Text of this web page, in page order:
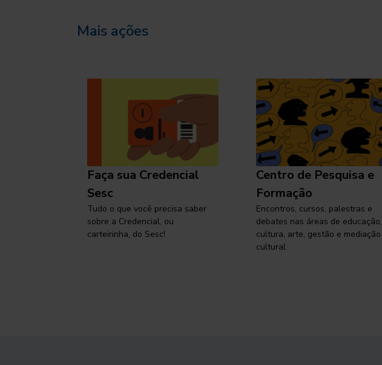
Mais ações
Faça sua Credencial
Sesc
Tudo o que você precisa saber
sobre a Credencial, ou
carteirinha, do Sesc!
Centro de Pesquisa e
Formação
Encontros, cursos, palestras e
debates nas áreas de educação,
cultura, arte, gestão e mediação
cultural